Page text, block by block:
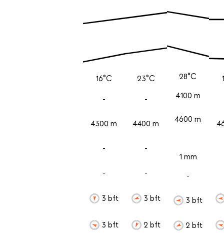
16°C
-
4300 m
-
-
3 bft
3 bft
23°C
-
4400 m
-
-
3 bft
2 bft
28°C
4100 m
4600 m
1 mm
-
3 bft
2 bft